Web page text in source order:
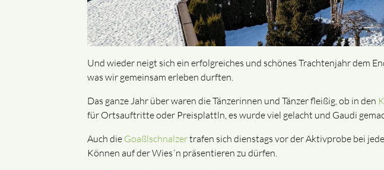
Und wieder neigt sich ein erfolgreiches und schönes Trachtenjahr dem
was wir gemeinsam erleben durften.
Das ganze Jahr über waren die Tänzerinnen und Tänzer fleißig, ob in den
für Ortsauftritte oder Preisplattln, es wurde viel gelacht und Gaudi
Auch die Goaßlschnalzertrafen sich dienstags vor der Aktivprobe bei
Können auf der Wies´n präsentieren zu dürfen.